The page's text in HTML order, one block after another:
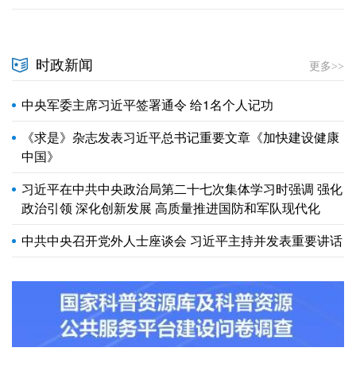
时政新闻 更多>>
中央军委主席习近平签署通令 给1名个人记功
《求是》杂志发表习近平总书记重要文章《加快建设健康
中国》
习近平在中共中央政治局第二十七次集体学习时强调 强化
政治引领 深化创新发展 高质量推进国防和军队现代化
中共中央召开党外人士座谈会 习近平主持并发表重要讲话